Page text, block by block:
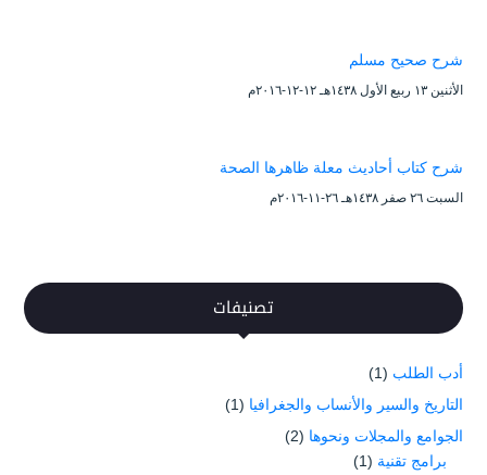
شرح صحيح مسلم
الأثنين ۱۳ ربيع الأول ۱٤۳۸هـ ۱۲-۱۲-۲۰۱٦م
شرح كتاب أحاديث معلة ظاهرها الصحة
السبت ۲٦ صفر ۱٤۳۸هـ ۲٦-۱۱-۲۰۱٦م
تصنيفات
أدب الطلب (1)
التاريخ والسير والأنساب والجغرافيا (1)
الجوامع والمجلات ونحوها (2)
برامج تقنية (1)